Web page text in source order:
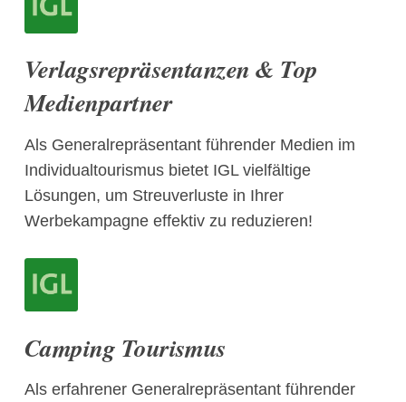
Verlagsrepräsentanzen & Top
Medienpartner
Als Generalrepräsentant führender Medien im
Individualtourismus bietet IGL vielfältige
Lösungen, um Streuverluste in Ihrer
Werbekampagne effektiv zu reduzieren!
Camping Tourismus
Als erfahrener Generalrepräsentant führender